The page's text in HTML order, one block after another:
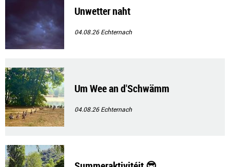
Unwetter naht
04.08.26Echternach
Um Wee an d'Schwämm
04.08.26Echternach